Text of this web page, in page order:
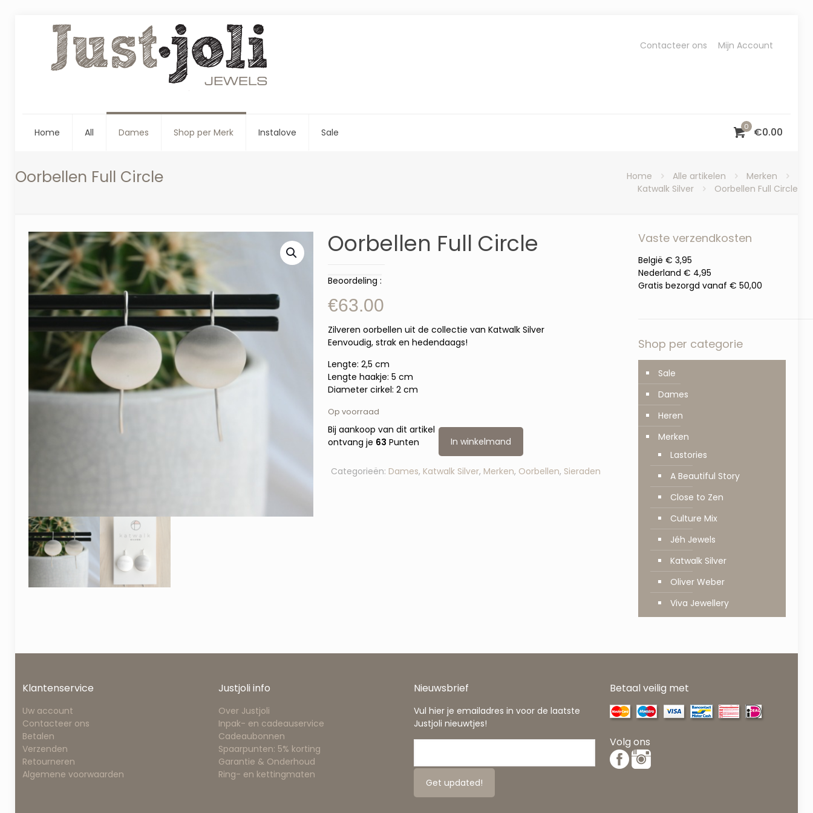
Home All Dames Shop per Merk Instalove Sale
Contacteer ons Mijn Account
0 €0.00
Oorbellen Full Circle Home Alle artikelen
Merken
Katwalk Silver
Oorbellen Full Circle
Oorbellen Full Circle
Beoordeling :
€63.00
Zilveren oorbellen uit de collectie van Katwalk Silver
Eenvoudig, strak en hedendaags!
Lengte: 2,5 cm
Lengte haakje: 5 cm
Diameter cirkel: 2 cm
Op voorraad
Bij aankoop van dit artikel
ontvang je 63 Punten In winkelmand
Categorieën: Dames, Katwalk Silver, Merken, Oorbellen, Sieraden
Vaste verzendkosten
België € 3,95
Nederland € 4,95
Gratis bezorgd vanaf € 50,00
Shop per categorie
Sale
Dames
Heren
Merken
Lastories
A Beautiful Story
Close to Zen
Culture Mix
Jéh Jewels
Katwalk Silver
Oliver Weber
Viva Jewellery
Klantenservice
Uw account
Contacteer ons
Betalen
Verzenden
Retourneren
Algemene voorwaarden
Justjoli info
Over Justjoli
Inpak- en cadeauservice
Cadeaubonnen
Spaarpunten: 5% korting
Garantie & Onderhoud
Ring- en kettingmaten
Nieuwsbrief
Vul hier je emailadres in voor de laatste
Justjoli nieuwtjes!
Betaal veilig met
Volg ons